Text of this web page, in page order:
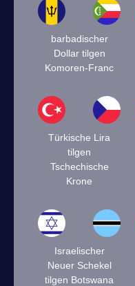
barbadischer
Dollar tilgen
Komoren-Franc
Türkische Lira
tilgen
Tschechische
Krone
Israelischer
Neuer Schekel
tilgen Botswana